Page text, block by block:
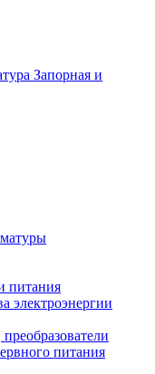
Запорная и
питания
электроэнергии
питания